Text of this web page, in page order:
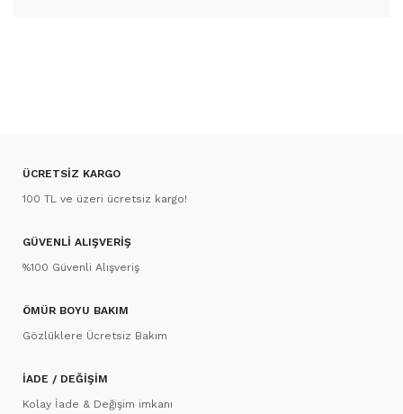
ÜCRETSİZ KARGO
100 TL ve üzeri ücretsiz kargo!
GÜVENLİ ALIŞVERİŞ
%100 Güvenli Alışveriş
ÖMÜR BOYU BAKIM
Gözlüklere Ücretsiz Bakım
İADE / DEĞİŞİM
Kolay İade & Değişim imkanı